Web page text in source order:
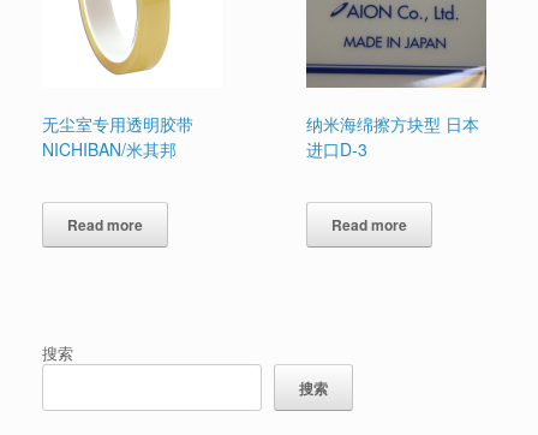
无尘室专用透明胶带
NICHIBAN/米其邦
Read more
纳米海绵擦方块型 日本
进口D-3
Read more
搜索
搜索